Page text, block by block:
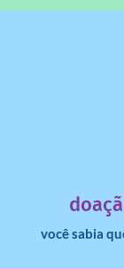
você sabia